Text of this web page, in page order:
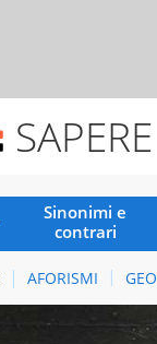
SAPERE
Sinonimi e
contrari
AFORISMI